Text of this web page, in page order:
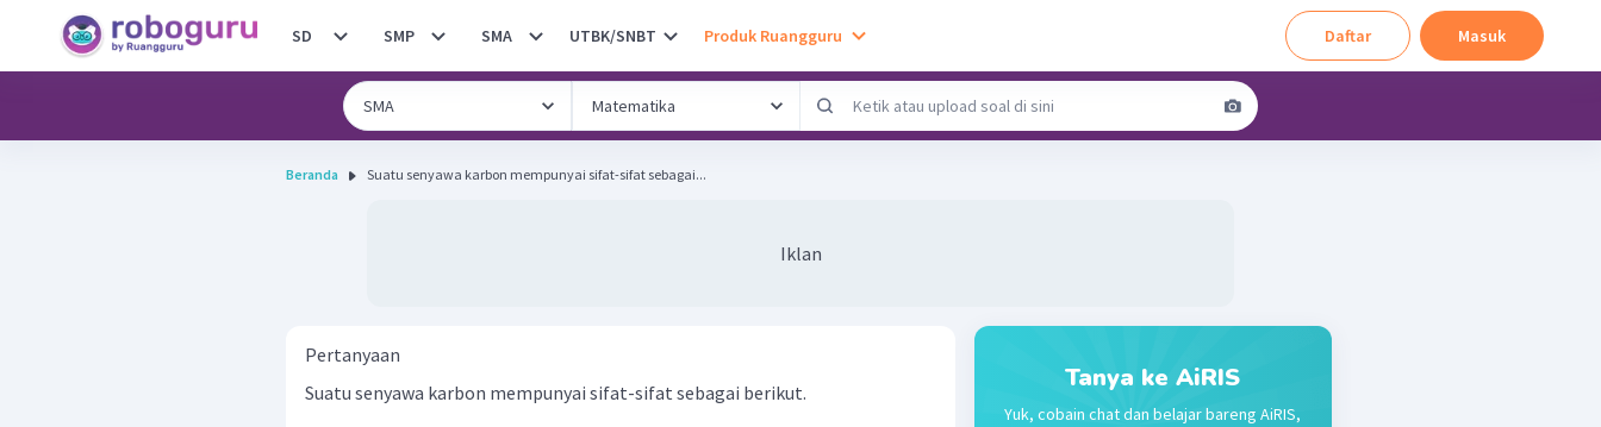
SD SMP SMA UTBK/SNBT Produk Ruangguru Daftar Masuk
Beranda Suatu senyawa karbon mempunyai sifat-sifat sebagai...
Iklan
Pertanyaan
Suatu senyawa karbon mempunyai sifat-sifat sebagai berikut.
Tanya ke AiRIS
Yuk, cobain chat dan belajar bareng AiRIS,